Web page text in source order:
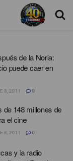
de la Noria:
puede caer en
8, 2011 0
de 148 millones de
el cine
8, 2011 0
y la radio